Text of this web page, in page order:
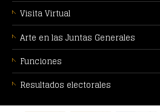
Visita Virtual
Arte en las Juntas Generales
Funciones
Resultados electorales